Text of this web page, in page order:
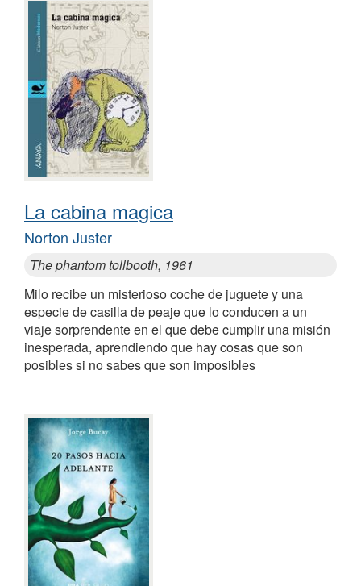
La cabina magica
Norton Juster
The phantom tollbooth, 1961
Milo recibe un misterioso coche de juguete y una
especie de casilla de peaje que lo conducen a un
viaje sorprendente en el que debe cumplir una misión
inesperada, aprendiendo que hay cosas que son
posibles si no sabes que son imposibles